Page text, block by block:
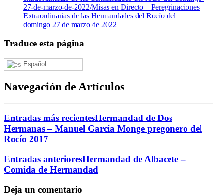
27-de-marzo-de-2022/Misas en Directo – Peregrinaciones
Extraordinarias de las Hermandades del Rocío del
domingo 27 de marzo de 2022
Traduce esta página
Español
Navegación de Artículos
Entradas más recientesHermandad de Dos
Hermanas – Manuel García Monge pregonero del
Rocío 2017
Entradas anterioresHermandad de Albacete –
Comida de Hermandad
Deja un comentario